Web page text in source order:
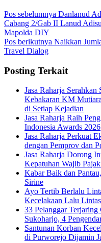
Pos sebelumnya Danlanud
Cabang 2/Gab II Lanud
Mapolda DIY
Pos berikutnya Naikkan
Travel Dialog
Posting Terkait
Jasa Raharja
Kebakaran KM
di Setiap Kejadian
Jasa Raharja Raih
Indonesia Awards 2026
Jasa Raharja Perkuat
dengan Pemprov dan
Jasa Raharja Dorong
Kepatuhan Wajib
Kabar Baik dan
Sirine
Ayo Tertib Berlalu
Kecelakaan Lalu Lintas
33 Pelanggar
Sukoharjo, 4
Santunan Korban
di Purworejo Dijamin